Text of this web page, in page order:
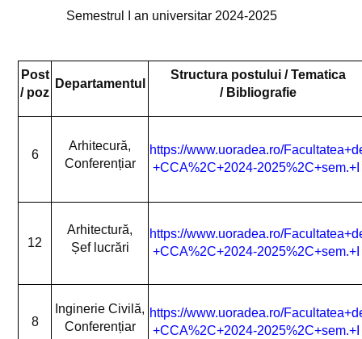
Ediția 2022
FACULTATE
Baza materială
Departamente
Departamentul de Arhitectură
Secretariat
Semestrul I an universitar 2024-2025
Post
/ poz
Departamentul
Structura postului/ Tematica
/ Bibliografie
6
Arhitecură,
Conferențiar
https://www.uoradea.ro/
+CCA%2C+2024-2025%2C+sem.+I
12
Arhitectură,
Șef lucrări
https://www.uoradea.ro/
+CCA%2C+2024-2025%2C+sem.+I
8
Inginerie Civilă,
Conferențiar
https://www.uoradea.ro/
+CCA%2C+2024-2025%2C+sem.+I